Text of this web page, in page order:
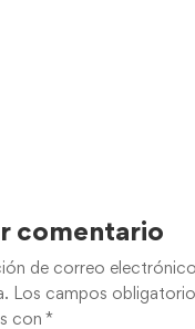
comentario
de correo
Los campos
con *